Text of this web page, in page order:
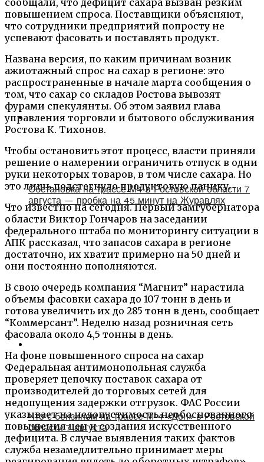
сообщали, что дефицит сахара вызван резким
повышением спроса. Поставщики объясняют,
что сотрудники предприятий попросту не
успевают фасовать и поставлять продукт.
Названа версия, по каким причинам возник
ажиотажный спрос на сахар в регионе: это
распространенные в начале марта сообщения о
том, что сахар со складов Ростова вывозят
фурами спекулянты. Об этом заявил глава
управления торговли и бытового обслуживания
Ростова К. Тихонов.
Чтобы остановить этот процесс, власти приняли
решение о намерении ограничить отпуск в одни
руки некоторых товаров, в том числе сахара. Но
это лишь подстегнуло продуктовую панику.
Что известно на сегодня. Первый замгубернатора
области Виктор Гончаров на заседании
федерального штаба по мониторингу ситуации в
АПК рассказал, что запасов сахара в регионе
достаточно, их хватит примерно на 50 дней и
они постоянно пополняются.
В свою очередь компания “Магнит” нарастила
объемы фасовки сахара до 107 тонн в день и
готова увеличить их до 285 тонн в день, сообщает
“Коммерсант”. Неделю назад розничная сеть
фасовала около 4,5 тонны в день.
На фоне повышенного спроса на сахар
Федеральная антимонопольная служба
проверяет цепочку поставок сахара от
производителей до торговых сетей для
недопущения задержки отгрузок. ФАС России
указывает на недопустимость необоснованного
повышения цен и создания искусственного
дефицита. В случае выявления таких фактов
служба незамедлительно принимает меры
Обстановка на трассе М4 в Ростовской области 7
августа — пробка на 45 минут на Журавлях
Что с бензином на трассе М-4 «Дон» в Ростовской
области 7 августа